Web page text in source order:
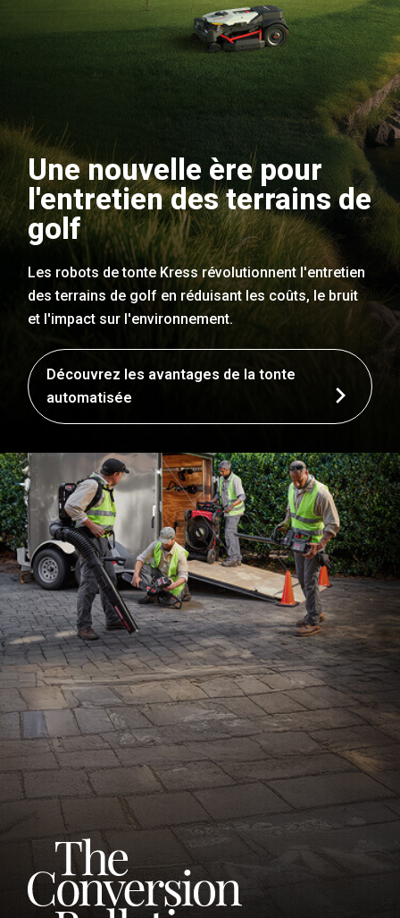
Une nouvelle ère pour
l'entretien des terrains de
golf
Les robots de tonte Kress révolutionnent l'entretien
des terrains de golf en réduisant les coûts, le bruit
et l'impact sur l'environnement.
Découvrez les avantages de la tonte
automatisée